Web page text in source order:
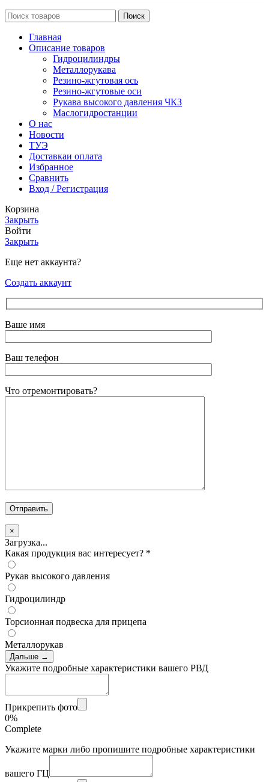
Поиск
Главная
Описание товаров
Гидроцилиндры
Металлорукава
Резино-жгутовая ось
Резино-жгутовые оси
Рукава высокого давления ЧКЗ
Маслогидростанции
О нас
Новости
ТУЭ
Доставкаи оплата
Избранное
Сравнить
Вход / Регистрация
Корзина
Закрыть
Войти
Закрыть
Еще нет аккаунта?
Создать аккаунт
Ваше имя
Ваш телефон
Что отремонтировать?
×
Загрузка...
Какая продукция вас интересует? *
Рукав высокого давления
Гидроцилиндр
Торсионная подвеска для прицепа
Металлорукав
Дальше →
Укажите подробные характеристики вашего РВД
Прикрепить фото
0%
Complete
Укажите марки либо пропишите подробные характеристики
вашего ГЦ